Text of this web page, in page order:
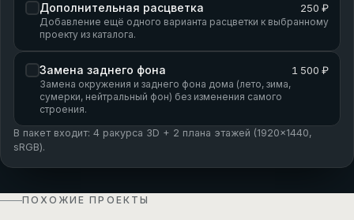
Дополнительная расцветка 250 ₽
Добавление ещё одного варианта расцветки к выбранному
проекту из каталога.
Замена заднего фона 1 500 ₽
Замена окружения и заднего фона дома (лето, зима,
сумерки, нейтральный фон) без изменения самого
строения.
В пакет входит: 4 ракурса 3D + 2 плана этажей (1920×1440,
sRGB).
ПОХОЖИЕ ПРОЕКТЫ